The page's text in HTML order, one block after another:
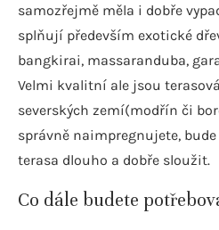
samozřejmě měla i dobře
splňují především exotické
bangkirai, massaranduba,
Velmi kvalitní ale jsou
severských zemí(modřín či
správně naimpregnujete,
terasa dlouho a dobře sloužit.
Co dále budete